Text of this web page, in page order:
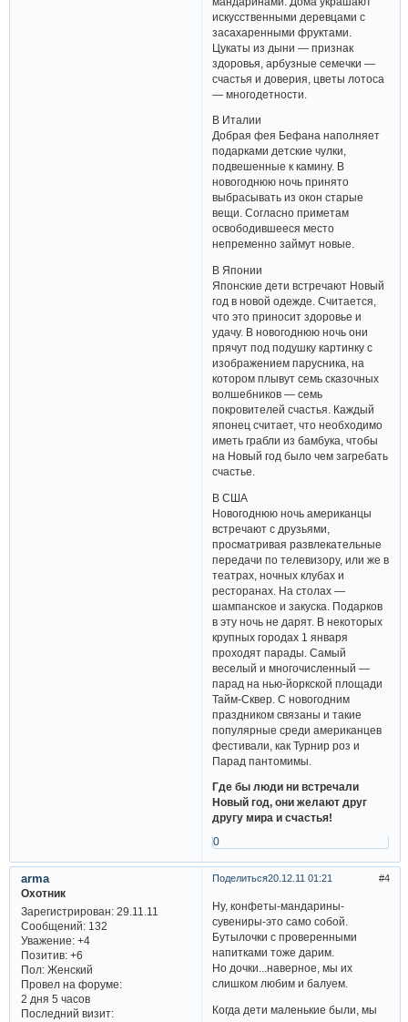
искусственными деревцами с
засахаренными фруктами.
Цукаты из дыни — признак
здоровья, арбузные семечки —
счастья и доверия, цветы лотоса
— многодетности.
В Италии
Добрая фея Бефана наполняет
подарками детские чулки,
подвешенные к камину. В
новогоднюю ночь принято
выбрасывать из окон старые
вещи. Согласно приметам
освободившееся место
непременно займут новые.
В Японии
Японские дети встречают Новый
год в новой одежде. Считается,
что это приносит здоровье и
удачу. В новогоднюю ночь они
прячут под подушку картинку с
изображением парусника, на
котором плывут семь сказочных
волшебников — семь
покровителей счастья. Каждый
японец считает, что необходимо
иметь грабли из бамбука, чтобы
на Новый год было чем загребать
счастье.
В США
Новогоднюю ночь американцы
встречают с друзьями,
просматривая развлекательные
передачи по телевизору, или же в
театрах, ночных клубах и
ресторанах. На столах —
шампанское и закуска. Подарков
в эту ночь не дарят. В некоторых
крупных городах 1 января
проходят парады. Самый
веселый и многочисленный —
парад на нью-йоркской площади
Тайм-Сквер. С новогодним
праздником связаны и такие
популярные среди американцев
фестивали, как Турнир роз и
Парад пантомимы.
Где бы люди ни встречали
Новый год, они желают друг
другу мира и счастья!
0
Поделиться 4
20.12.11 01:21
arma
Охотник
Зарегистрирован: 29.11.11
Сообщений:132
Уважение: +4
Позитив: +6
Пол:Женский
Провел на форуме:
2 дня 5 часов
Последний визит:
Ну, конфеты-мандарины-
сувениры-это само собой.
Бутылочки с проверенными
напитками тоже дарим.
Но дочки...наверное, мы их
слишком любим и балуем.
Когда дети маленькие были, мы